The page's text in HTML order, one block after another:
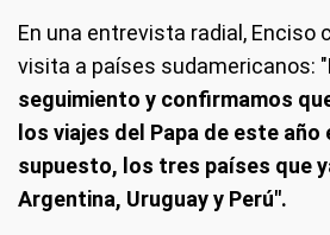
En una entrevista radial, Enciso
visita a países sudamericanos: "
seguimiento y confirmamos
los viajes del Papa de este
supuesto, los tres países que
Argentina, Uruguay y Perú".